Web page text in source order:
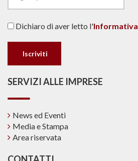
Dichiaro di aver letto l'Informativa
SERVIZI ALLE IMPRESE
News ed Eventi
Media e Stampa
Area riservata